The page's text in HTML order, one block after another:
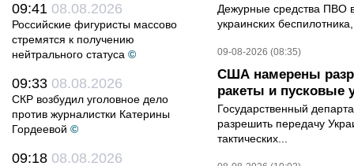
09:41 08.08.2026
Российские фигуристы массово
стремятся к получению
нейтрального статуса ©
09:33 08.08.2026
СКР возбудил уголовное дело
против журналистки Катерины
Гордеевой ©
09:18 08.08.2026
Дежурные средства ПВО
украинских
09-08-2026 (08:35)
США намерены
ракеты и пусковые
Государственный
разрешить передачу
тактических...